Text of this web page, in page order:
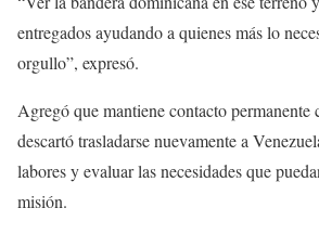
entregados ayudando a quienes más lo
orgullo”, expresó.
Agregó que mantiene contacto
descartó trasladarse nuevamente a
labores y evaluar las necesidades que
misión.